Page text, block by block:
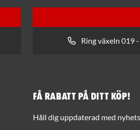
Ring växeln 019
Få rabatt på ditt köp!
Håll dig uppdaterad med